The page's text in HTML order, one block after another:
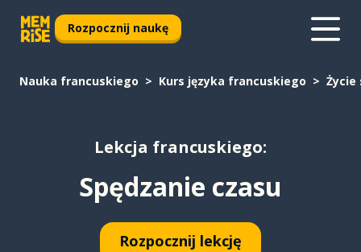
Rozpocznij naukę
Nauka francuskiego Kurs języka francuskiego Życie
Lekcja francuskiego:
Spędzanie czasu
Rozpocznij lekcję